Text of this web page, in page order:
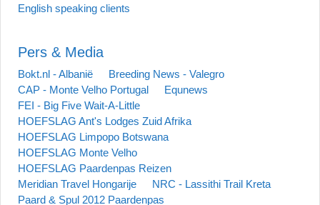
English speaking clients
Pers & Media
Bokt.nl - Albanië
Breeding News - Valegro
CAP - Monte Velho Portugal
Equnews
FEI - Big Five Wait-A-Little
HOEFSLAG Ant's Lodges Zuid Afrika
HOEFSLAG Limpopo Botswana
HOEFSLAG Monte Velho
HOEFSLAG Paardenpas Reizen
Meridian Travel Hongarije
NRC - Lassithi Trail Kreta
Paard & Spul 2012 Paardenpas